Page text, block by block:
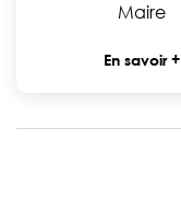
Maire
En savoir +